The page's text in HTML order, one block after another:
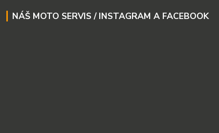
NÁŠ MOTO SERVIS / INSTAGRAM A FACEBOOK